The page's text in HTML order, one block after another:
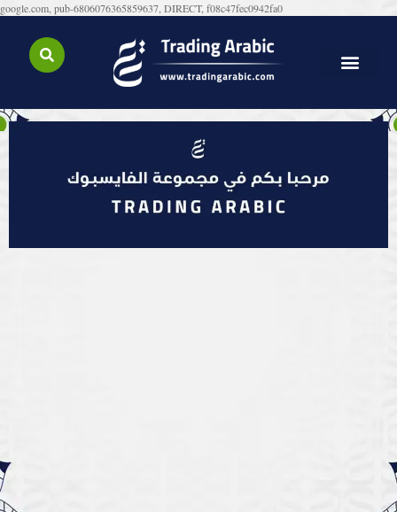
google.com, pub-6806076365859637, DIRECT, f08c47fec0942fa0